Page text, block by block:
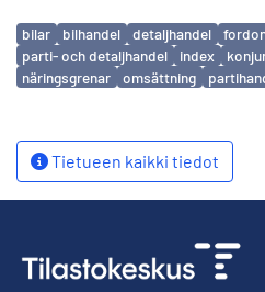
Avainsanat
bilar bilhandel detaljhandel
parti- och detaljhandel
index
näringsgrenar
omsättning
Tietueen kaikki tiedot